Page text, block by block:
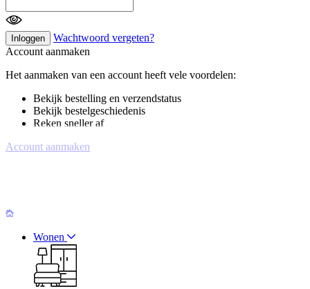
Inloggen
Wachtwoord vergeten?
Account aanmaken
Het aanmaken van een account heeft vele voordelen:
Bekijk bestelling en verzendstatus
Bekijk bestelgeschiedenis
Reken sneller af
Account aanmaken
Wonen